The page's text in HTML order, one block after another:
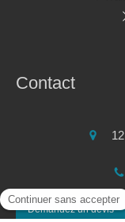
Contact
Demandez un devis